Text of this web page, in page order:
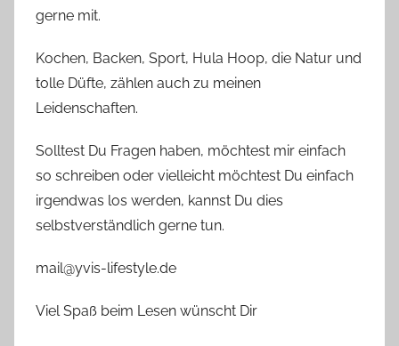
gerne mit.
Kochen, Backen, Sport, Hula Hoop, die Natur und
tolle Düfte, zählen auch zu meinen
Leidenschaften.
Solltest Du Fragen haben, möchtest mir einfach
so schreiben oder vielleicht möchtest Du einfach
irgendwas los werden, kannst Du dies
selbstverständlich gerne tun.
mail@yvis-lifestyle.de
Viel Spaß beim Lesen wünscht Dir